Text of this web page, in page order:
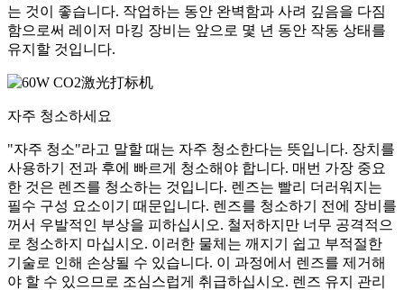
는 것이 좋습니다. 작업하는 동안 완벽함과 사려 깊음을 다짐
함으로써 레이저 마킹 장비는 앞으로 몇 년 동안 작동 상태를
유지할 것입니다.
자주 청소하세요
"자주 청소"라고 말할 때는 자주 청소한다는 뜻입니다. 장치를
사용하기 전과 후에 빠르게 청소해야 합니다. 매번 가장 중요
한 것은 렌즈를 청소하는 것입니다. 렌즈는 빨리 더러워지는
필수 구성 요소이기 때문입니다. 렌즈를 청소하기 전에 장비를
꺼서 우발적인 부상을 피하십시오. 철저하지만 너무 공격적으
로 청소하지 마십시오. 이러한 물체는 깨지기 쉽고 부적절한
기술로 인해 손상될 수 있습니다. 이 과정에서 렌즈를 제거해
야 할 수 있으므로 조심스럽게 취급하십시오. 렌즈 유지 관리